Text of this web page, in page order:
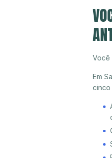
Você
Em
cinco